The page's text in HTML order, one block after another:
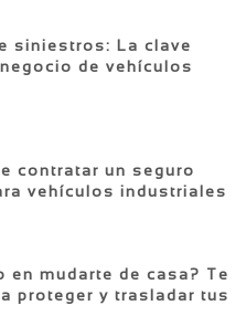
siniestros: La clave
de vehículos
contratar un seguro
vehículos industriales
en mudarte de casa? Te
proteger y trasladar tus